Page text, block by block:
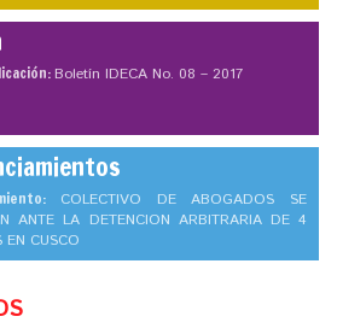
Boletín IDECA No. 08 – 2017
COLECTIVO DE ABOGADOS SE
ANTE LA DETENCION ARBITRARIA DE 4
EN CUSCO